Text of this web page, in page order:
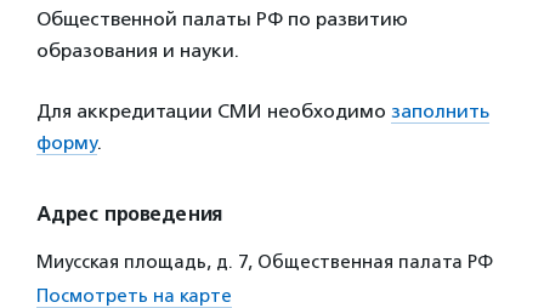
Общественной палаты РФ по развитию
образования и науки.
Для аккредитации СМИ необходимо заполнить
форму.
Адрес проведения
Миусская площадь, д. 7, Общественная палата РФ
Посмотреть на карте